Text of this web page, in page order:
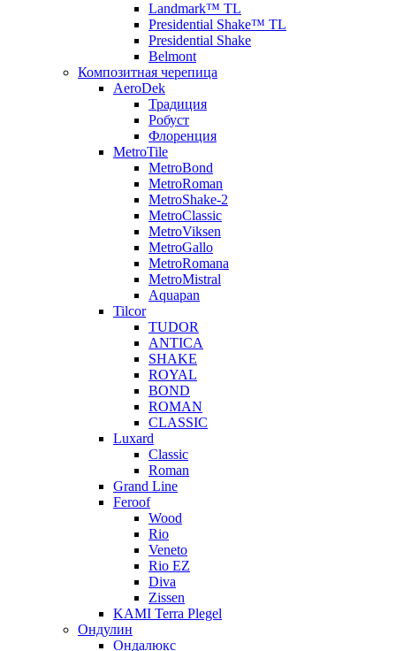
Landmark™ TL
Presidential Shake™ TL
Presidential Shake
Belmont
Композитная черепица
AeroDek
Традиция
Робуст
Флоренция
MetroTile
MetroBond
MetroRoman
MetroShake-2
MetroClassic
MetroViksen
MetroGallo
MetroRomana
MetroMistral
Aquapan
Tilcor
TUDOR
ANTICA
SHAKE
ROYAL
BOND
ROMAN
CLASSIC
Luxard
Classic
Roman
Grand Line
Feroof
Wood
Rio
Veneto
Rio EZ
Diva
Zissen
KAMI Terra Plegel
Ондулин
Ондалюкс